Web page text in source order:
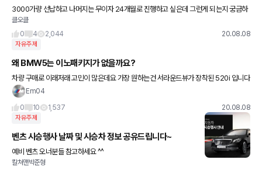
3000가량 선납하고 나머지는 무이자 24개월로 진행하고 싶은데 그런게 되는지 궁금하
네여
클오클
0
4 2,044 20.08.08
자유주제
왜 BMW5는 이노패키지가 없을까요?
차량 구매로 이래저래 고민이 많은데요 가장 원하는건 서라운드뷰가 장착된 520i 입니다
~ 왜 5시리즈는 3시리즈처럼 이노베이션 패키지나 스마트 패키지가 안되는 걸까요? 차
Em04
0
10 1,537 20.08.08
자유주제
벤츠 시승행사 날짜 및 시승차 정보 공유드립니다~
예비 벤츠 오너분들 참고하세요 ^^
칼쳐맨박준형